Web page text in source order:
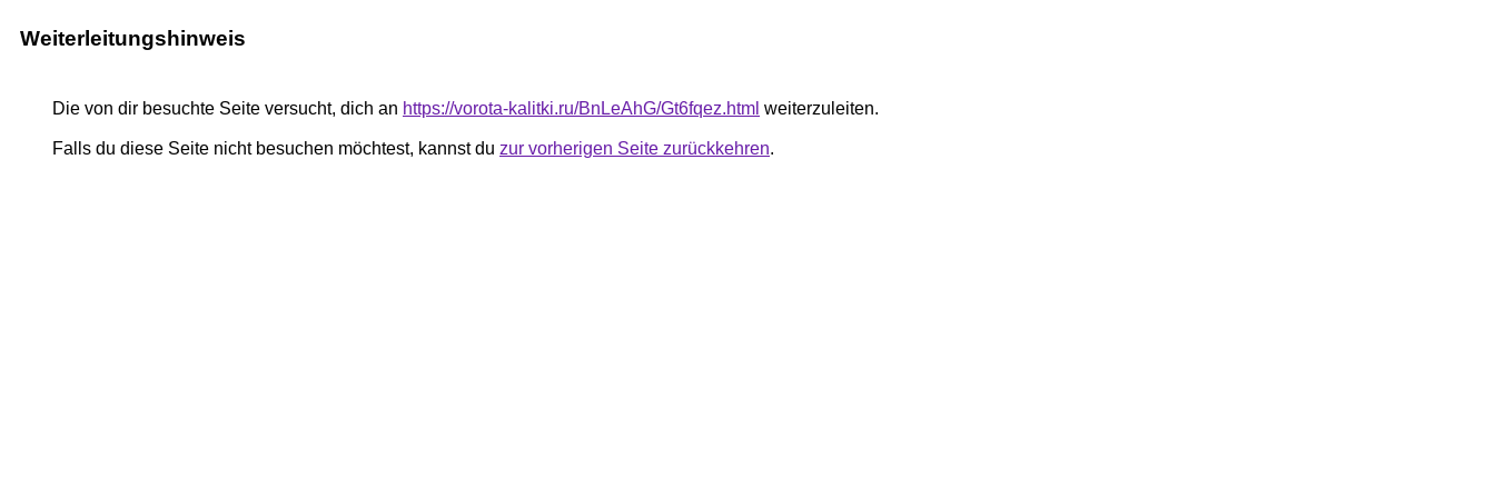
Weiterleitungshinweis
Die von dir besuchte Seite versucht, dich an https://vorota-kalitki.ru/BnLeAhG/Gt6fqez.html weiterzuleiten.
Falls du diese Seite nicht besuchen möchtest, kannst du zur vorherigen Seite zurückkehren.